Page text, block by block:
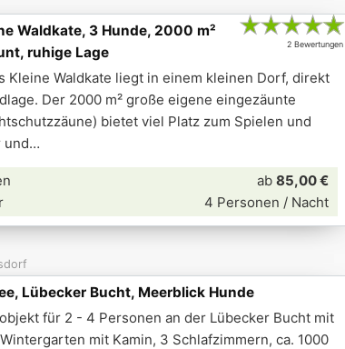
★★★★★
2 Bewertungen
Waldkate, 3 Hunde, 2000 m²
ruhige Lage
Kleine Waldkate liegt in einem kleinen Dorf, direkt
Der 2000 m² große eigene eingezäunte
bietet viel Platz zum Spielen und
und
ab 85,00 €
4 Personen / Nacht
Lübecker Bucht, Meerblick Hunde
für 2 - 4 Personen an der Lübecker Bucht mit
mit Kamin, 3 Schlafzimmern, ca. 1000